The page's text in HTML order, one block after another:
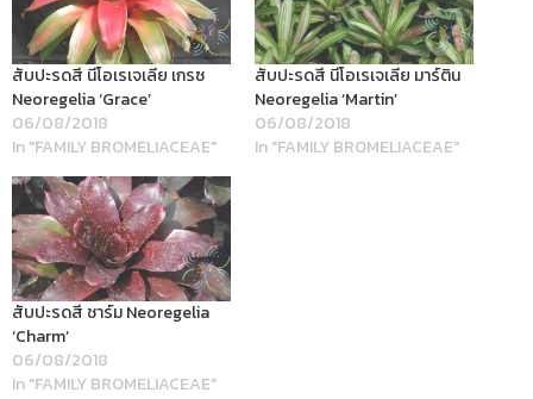
สับปะรดสี นีโอเรเจเลีย เกรซ
Neoregelia ‘Grace’
06/08/2018
In "FAMILY BROMELIACEAE"
สับปะรดสี นีโอเรเจเลีย มาร์ติน
Neoregelia ‘Martin’
06/08/2018
In "FAMILY BROMELIACEAE"
สับปะรดสี ชาร์ม Neoregelia
‘Charm’
06/08/2018
In "FAMILY BROMELIACEAE"